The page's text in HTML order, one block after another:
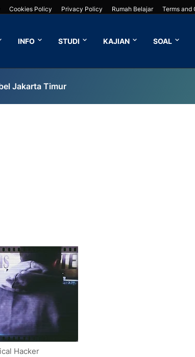
Cookies Policy Privacy Policy Rumah Belajar Terms and
INFO STUDI KAJIAN SOAL
Jakarta Timur
Hacker